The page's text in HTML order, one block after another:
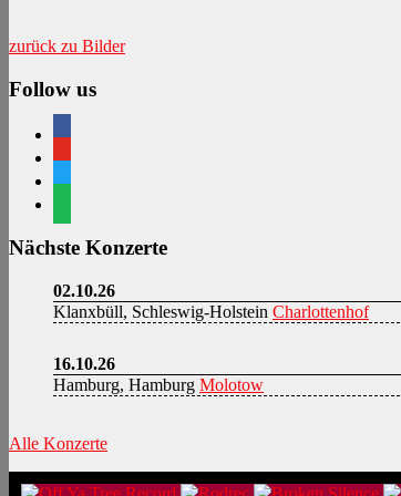
zurück zu Bilder
Follow us
Nächste Konzerte
02.10.26
Klanxbüll, Schleswig-Holstein Charlottenhof
16.10.26
Hamburg, Hamburg Molotow
Alle Konzerte